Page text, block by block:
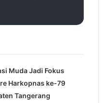
Muda Jadi Fokus
Harkopnas ke-79
Tangerang